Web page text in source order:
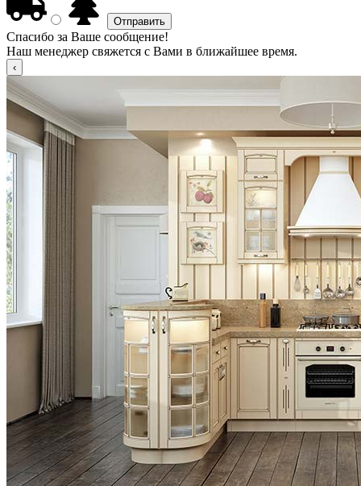
Спасибо за Ваше сообщение!
Наш менеджер свяжется с Вами в ближайшее время.